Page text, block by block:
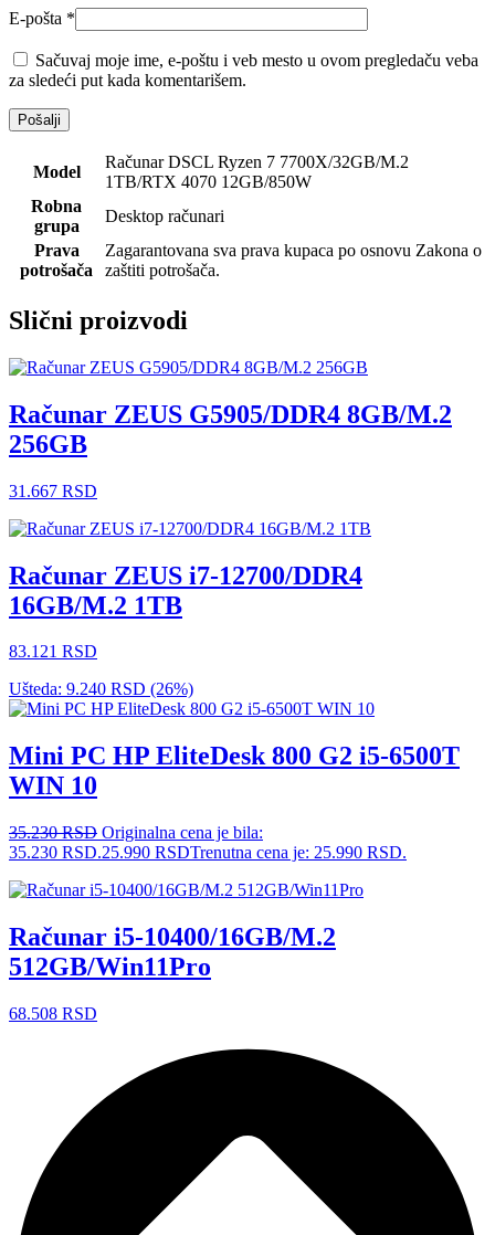
E-pošta *
Sačuvaj moje ime, e-poštu i veb mesto u ovom pregledaču veba
za sledeći put kada komentarišem.
Model
Računar DSCL Ryzen 7 7700X/32GB/M.2
1TB/RTX 4070 12GB/850W
Robna
grupa
Desktop računari
Prava
potrošača
Zagarantovana sva prava kupaca po osnovu Zakona o
zaštiti potrošača.
Slični proizvodi
Računar ZEUS G5905/DDR4 8GB/M.2
256GB
31.667 RSD
Računar ZEUS i7-12700/DDR4
16GB/M.2 1TB
83.121 RSD
Ušteda: 9.240 RSD (26%)
Mini PC HP EliteDesk 800 G2 i5-6500T
WIN 10
35.230RSD Originalna cena je bila:
35.230 RSD.25.990 RSDTrenutna cena je: 25.990 RSD.
Računar i5-10400/16GB/M.2
512GB/Win11Pro
68.508 RSD